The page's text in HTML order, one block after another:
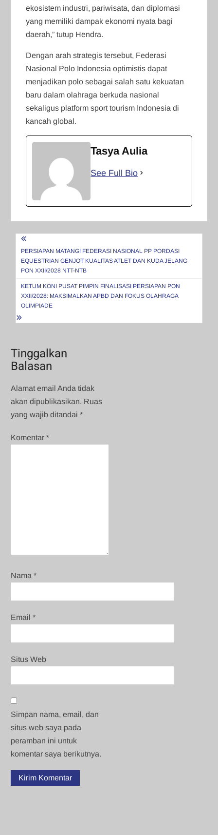
ekosistem industri, pariwisata, dan diplomasi
yang memiliki dampak ekonomi nyata bagi
daerah,” tutup Hendra.
Dengan arah strategis tersebut, Federasi
Nasional Polo Indonesia optimistis dapat
menjadikan polo sebagai salah satu kekuatan
baru dalam olahraga berkuda nasional
sekaligus platform sport tourism Indonesia di
kancah global.
Tasya Aulia
See Full Bio
Navigasi
pos
PERSIAPAN MATANG! FEDERASI NASIONAL PP PORDASI
EQUESTRIAN GENJOT KUALITAS ATLET DAN KUDA JELANG
PON XXII/2028 NTT-NTB
KETUM KONI PUSAT PIMPIN FINALISASI PERSIAPAN PON
XXII/2028: MAKSIMALKAN APBD DAN FOKUS OLAHRAGA
OLIMPIADE
Tinggalkan
Balasan
Alamat email Anda tidak
akan dipublikasikan. Ruas
yang wajib ditandai*
Komentar*
Nama*
Email*
Situs Web
Simpan nama, email, dan
situs web saya pada
peramban ini untuk
komentar saya berikutnya.